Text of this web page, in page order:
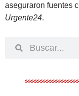
aseguraron fuentes
Urgente24.